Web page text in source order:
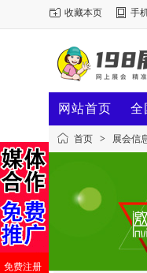
收藏本页 手
网站首页 全
首页 > 展会信
免费注册